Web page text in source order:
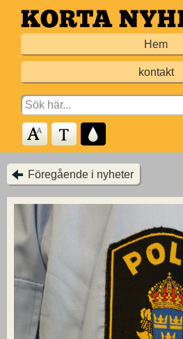
Hoppa
till
Hem
kontakt
Search
for:
Föregående i nyheter